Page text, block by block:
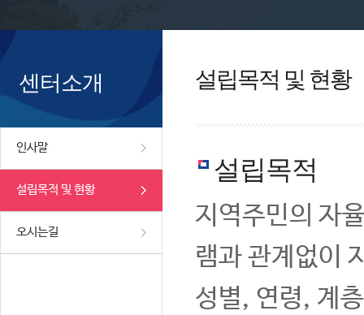
센터소개
인사말
설립목적 및 현황
오시는길
설립목적 및 현황
설립목적
지역주민의 자
램과 관계없이
성별, 연령, 계